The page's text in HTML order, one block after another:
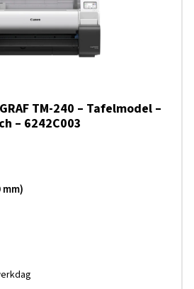
TM-240 – Tafelmodel –
– 6242C003
mm)